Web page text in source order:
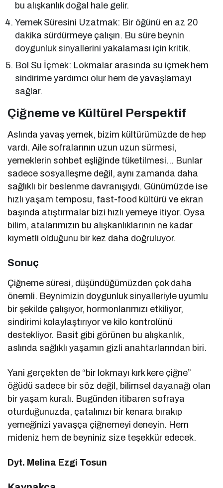
bu alışkanlık doğal hale gelir.
Yemek Süresini Uzatmak: Bir öğünü en az 20
dakika sürdürmeye çalışın. Bu süre beynin
doygunluk sinyallerini yakalaması için kritik.
Bol Su İçmek: Lokmalar arasında su içmek hem
sindirime yardımcı olur hem de yavaşlamayı
sağlar.
Çiğneme ve Kültürel Perspektif
Aslında yavaş yemek, bizim kültürümüzde de hep
vardı. Aile sofralarının uzun uzun sürmesi,
yemeklerin sohbet eşliğinde tüketilmesi… Bunlar
sadece sosyalleşme değil, aynı zamanda daha
sağlıklı bir beslenme davranışıydı. Günümüzde ise
hızlı yaşam temposu, fast-food kültürü ve ekran
başında atıştırmalar bizi hızlı yemeye itiyor. Oysa
bilim, atalarımızın bu alışkanlıklarının ne kadar
kıymetli olduğunu bir kez daha doğruluyor.
Sonuç
Çiğneme süresi, düşündüğümüzden çok daha
önemli. Beynimizin doygunluk sinyalleriyle uyumlu
bir şekilde çalışıyor, hormonlarımızı etkiliyor,
sindirimi kolaylaştırıyor ve kilo kontrolünü
destekliyor. Basit gibi görünen bu alışkanlık,
aslında sağlıklı yaşamın gizli anahtarlarından biri.
Yani gerçekten de “bir lokmayı kırk kere çiğne”
öğüdü sadece bir söz değil, bilimsel dayanağı olan
bir yaşam kuralı. Bugünden itibaren sofraya
oturduğunuzda, çatalınızı bir kenara bırakıp
yemeğinizi yavaşça çiğnemeyi deneyin. Hem
mideniz hem de beyniniz size teşekkür edecek.
Dyt. Melina Ezgi Tosun